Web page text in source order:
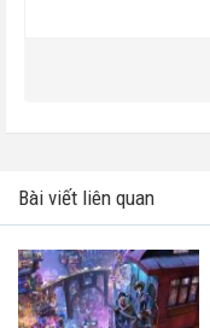
Bài viết liên quan